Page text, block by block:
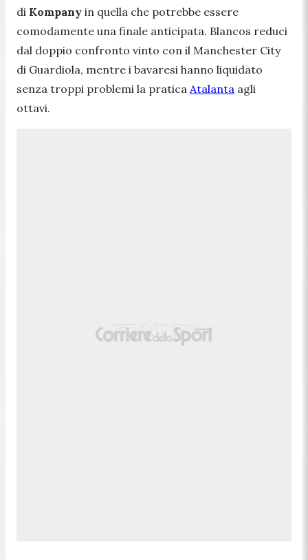
di Kompany in quella che potrebbe essere
comodamente una finale anticipata. Blancos reduci
dal doppio confronto vinto con il Manchester City
di Guardiola, mentre i bavaresi hanno liquidato
senza troppi problemi la pratica Atalanta agli
ottavi.